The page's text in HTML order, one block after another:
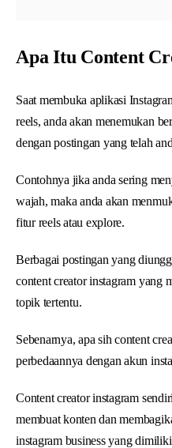
Apa Itu Content
Saat membuka aplikasi
reels, anda akan menemukan
dengan postingan yang telah
Contohnya jika anda sering
wajah, maka anda akan
fitur reels atau explore.
Berbagai postingan yang
content creator instagram yang
topik tertentu.
Sebenarnya, apa sih content
perbedaannya dengan akun
Content creator instagram
membuat konten dan
instagram business yang